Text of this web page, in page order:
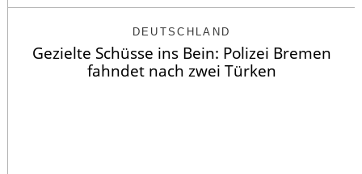
DEUTSCHLAND
Gezielte Schüsse ins Bein: Polizei Bremen
fahndet nach zwei Türken